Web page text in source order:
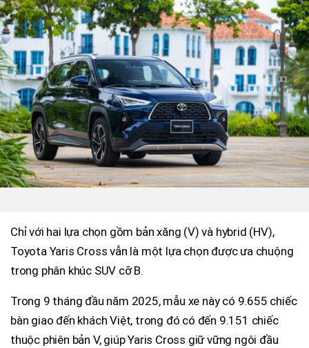
Chỉ với hai lựa chọn gồm bản xăng (V) và hybrid (HV),
Toyota Yaris Cross vẫn là một lựa chọn được ưa chuộng
trong phân khúc SUV cỡ B.
Trong 9 tháng đầu năm 2025, mẫu xe này có 9.655 chiếc
bàn giao đến khách Việt, trong đó có đến 9.151 chiếc
thuộc phiên bản V, giúp Yaris Cross giữ vững ngôi đầu